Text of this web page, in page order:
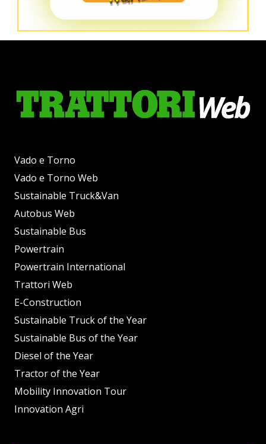
Vado e Torno
Vado e Torno Web
Sustainable Truck&Van
Autobus Web
Sustainable Bus
Powertrain
Powertrain International
Trattori Web
E-Construction
Sustainable Truck of the Year
Sustainable Bus of the Year
Diesel of the Year
Tractor of the Year
Mobility Innovation Tour
Innovation Agri